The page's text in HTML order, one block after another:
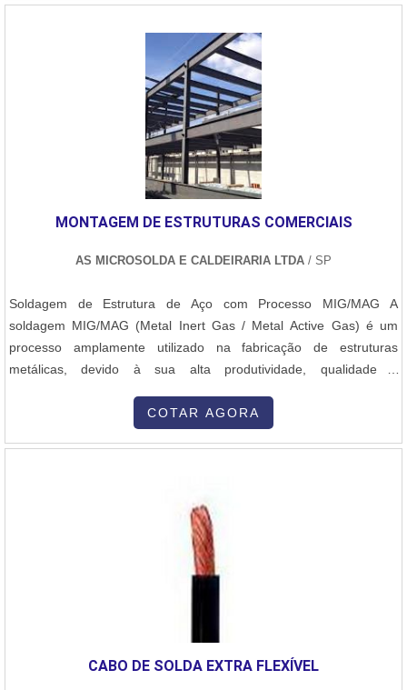
MONTAGEM DE ESTRUTURAS COMERCIAIS
AS MICROSOLDA E CALDEIRARIA LTDA / SP
Soldagem de Estrutura de Aço com Processo MIG/MAG A
soldagem MIG/MAG (Metal Inert Gas / Metal Active Gas) é um
processo amplamente utilizado na fabricação de estruturas
metálicas, devido à sua alta produtividade, qualidade e
inicia-se com o preparo das superfícies, que devem estar limpas,
MIG/MAG, um arame contínuo é alimentado automaticamente pela
tocha de solda, ao mesmo tempo em que um gás de proteção
(argônio com CO₂ ou 100% CO₂) é liberado para proteger o arco
elétrico e a poça de fusão contra a contaminação atmosférica. O
operador regula parâmetros como tensão, corrente e velocidade
limpas e resistentes. Após a soldagem, é feita a inspeção visual e,
COTAR AGORA
CABO DE SOLDA EXTRA FLEXÍVEL